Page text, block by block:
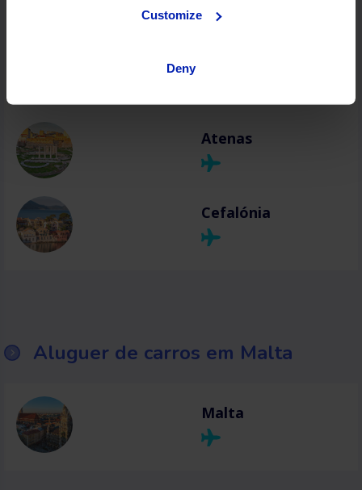
Customize
Deny
Atenas
Cefalónia
Aluguer de carros em Malta
Malta